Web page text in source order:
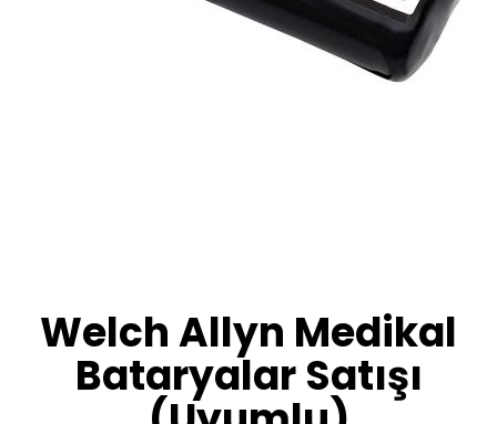
Welch Allyn Medikal
Bataryalar Satışı